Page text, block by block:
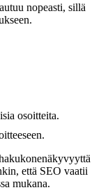
nopeasti, sillä
osoitteita.
että SEO vaatii
mukana.